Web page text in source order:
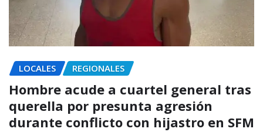
LOCALES REGIONALES
Hombre acude a cuartel general tras
querella por presunta agresión
durante conflicto con hijastro en SFM